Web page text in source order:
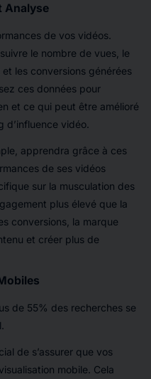
Analyse
de vos vidéos.
le nombre de vues, le
les conversions générées
ces données pour
et ce qui peut être amélioré
d’influence vidéo.
apprendra grâce à ces
de ses vidéos
sur la musculation des
plus élevé que la
conversions, la marque
et créer plus de
de 55% des recherches se
de s’assurer que vos
mobile. Cela